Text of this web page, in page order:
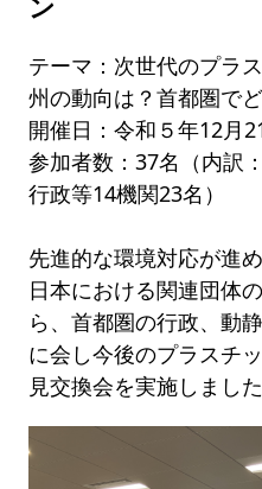
テーマ：次世代のプラ
州の動向は？首都圏で
開催日：令和５年12月
参加者数：37名（内訳
行政等14機関23名）
先進的な環境対応が進
日本における関連団体
ら、首都圏の行政、動
に会し今後のプラスチ
見交換会を実施しました